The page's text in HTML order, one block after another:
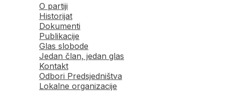
O partiji
Historijat
Dokumenti
Publikacije
Glas slobode
Jedan član, jedan glas
Kontakt
Odbori Predsjedništva
Lokalne organizacije